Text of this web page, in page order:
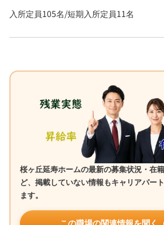
入所定員105名/短期入所定員11名
桜ヶ丘延寿ホームの最新の募集状況・在
ど、掲載していない情報もキャリアパー
ます。